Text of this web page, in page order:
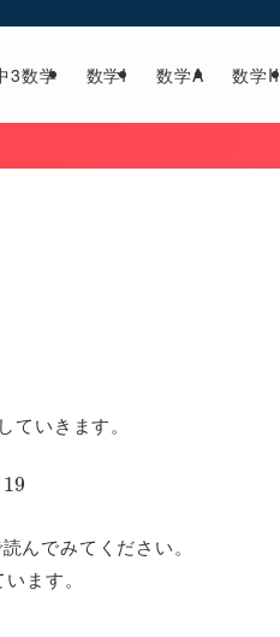
3数学 数学I 数学A 数学II
いきます。
んでみてください。
ます。